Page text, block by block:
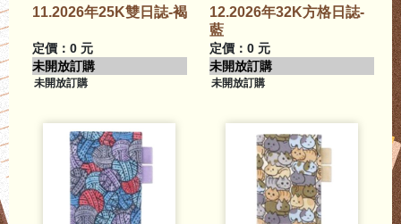
11.2026年25K雙日誌-褐
定價：0 元
未開放訂購
未開放訂購
12.2026年32K方格日誌-
藍
定價：0 元
未開放訂購
未開放訂購